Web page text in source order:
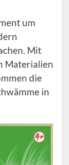
um
Mit
Materialien
die
in